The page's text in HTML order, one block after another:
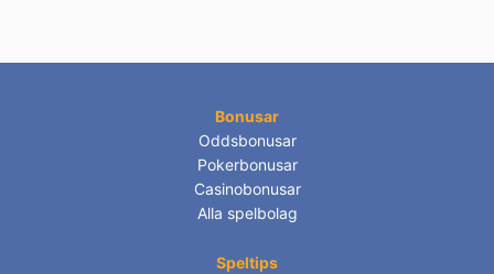
Bonusar
Oddsbonusar
Pokerbonusar
Casinobonusar
Alla spelbolag
Speltips